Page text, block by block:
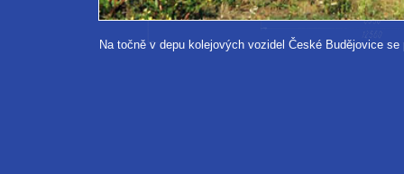
Na točně v depu kolejových vozidel České Budějovice